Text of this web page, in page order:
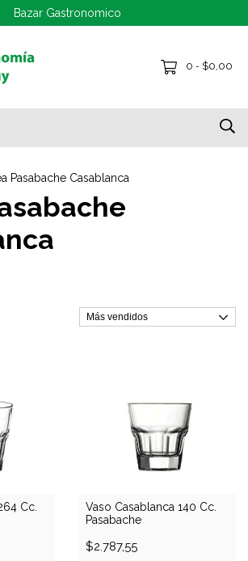
Bazar Gastronomico
0 - $0,00
Pasabache Casablanca
Cc.
Vaso Casablanca 140 Cc.
Pasabache
$2.787,55